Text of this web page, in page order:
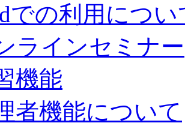
での利用につい
ラインセミナー
機能
者機能について